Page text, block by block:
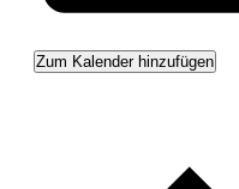
Zum Kalender hinzufügen